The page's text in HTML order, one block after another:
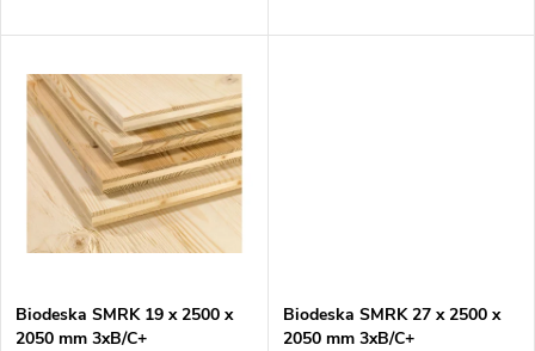
d
u
k
ů
d
u
k
t
ů
Biodeska SMRK 19 x 2500 x
2050 mm 3xB/C+
Biodeska SMRK 27 x 2500 x
2050 mm 3xB/C+